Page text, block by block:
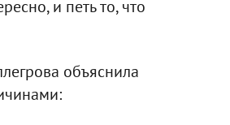
и петь то, что
объяснила